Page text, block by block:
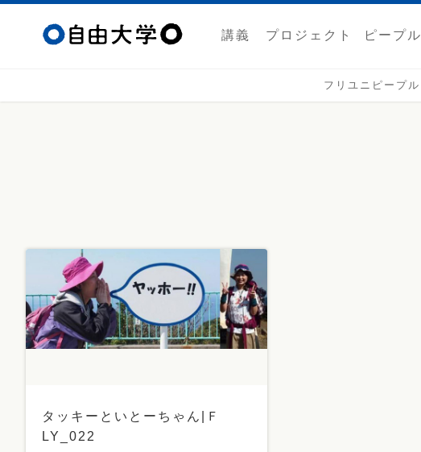
講義 プロジェクト ピープル
フリユニピープル
タッキーといとーちゃん|Ｆ
LY_022